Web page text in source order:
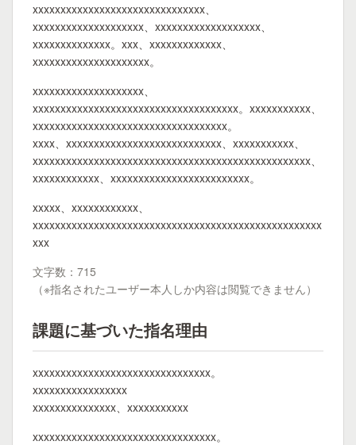
xxxxxxxxxxxxxxxxxxxxxxxxxxxxxxx、
xxxxxxxxxxxxxxxxxxxx、xxxxxxxxxxxxxxxxxxx、
xxxxxxxxxxxxxx。xxx、xxxxxxxxxxxxx、
xxxxxxxxxxxxxxxxxxxxx。
xxxxxxxxxxxxxxxxxxxx、
xxxxxxxxxxxxxxxxxxxxxxxxxxxxxxxxxxxxx。xxxxxxxxxxx、
xxxxxxxxxxxxxxxxxxxxxxxxxxxxxxxxxxx。
xxxx、xxxxxxxxxxxxxxxxxxxxxxxxxxxx、xxxxxxxxxxx、
xxxxxxxxxxxxxxxxxxxxxxxxxxxxxxxxxxxxxxxxxxxxxxxxxx、
xxxxxxxxxxxx、xxxxxxxxxxxxxxxxxxxxxxxxx。
xxxxx、xxxxxxxxxxxx、
xxxxxxxxxxxxxxxxxxxxxxxxxxxxxxxxxxxxxxxxxxxxxxxxxxxx
xxx
文字数：715
（※指名されたユーザー本人しか内容は閲覧できません）
課題に基づいた指名理由
xxxxxxxxxxxxxxxxxxxxxxxxxxxxxxxx。
xxxxxxxxxxxxxxxxx
xxxxxxxxxxxxxxx、xxxxxxxxxxx
xxxxxxxxxxxxxxxxxxxxxxxxxxxxxxxxx。